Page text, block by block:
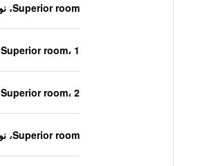
Superior room، نوع السرير غير معروف
Superior room، 1 سرير كينغ
Superior room، 2 من أسرّة التوأم
Superior room، نوع السرير غير معروف